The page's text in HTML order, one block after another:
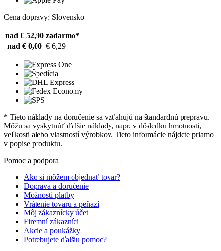
Cena dopravy: Slovensko
nad € 52,90 zadarmo*
nad € 0,00 € 6,29
* Tieto náklady na doručenie sa vzťahujú na štandardnú prepravu.
Môžu sa vyskytnúť ďalšie náklady, napr. v dôsledku hmotnosti,
veľkosti alebo vlastností výrobkov. Tieto informácie nájdete priamo
v popise produktu.
Pomoc a podpora
Ako si môžem objednať tovar?
Doprava a doručenie
Možnosti platby
Vrátenie tovaru a peňazí
Môj zákaznícky účet
Firemní zákazníci
Akcie a poukážky
Potrebujete ďalšiu pomoc?